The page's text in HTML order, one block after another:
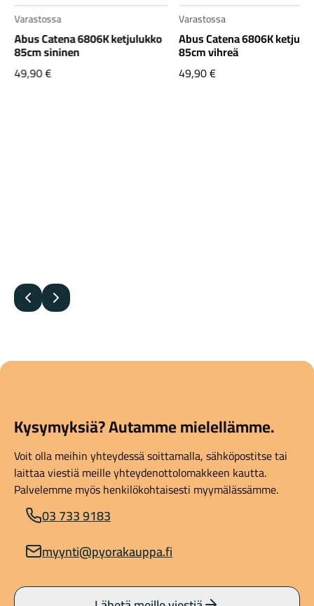
Varastossa
Abus Catena 6806K ketjulukko
85cm sininen
49,90€
Varastossa
Abus Catena 6806K
85cm vihreä
49,90€
Edellinen
Seuraava
Kysymyksiä? Autamme mielellämme.
Voit olla meihin yhteydessä soittamalla, sähköpostitse tai
laittaa viestiä meille yhteydenottolomakkeen kautta.
Palvelemme myös henkilökohtaisesti myymälässämme.
03 733 9183
myynti@pyorakauppa.fi